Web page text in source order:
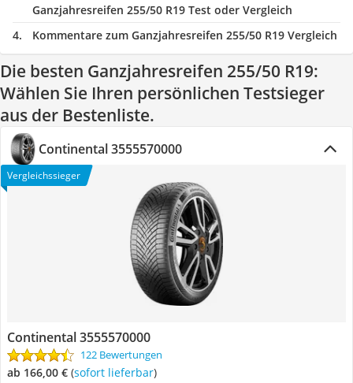
Ganzjahresreifen 255/50 R19 Test oder Vergleich
Kommentare zum Ganzjahresreifen 255/50 R19 Vergleich
Die besten Ganzjahresreifen 255/50 R19:
Wählen Sie Ihren persönlichen Testsieger
aus der Bestenliste.
Continental 3555570000
Vergleichssieger
Continental 3555570000
122 Bewertungen
ab 166,00 € ( Sofort lieferbar)